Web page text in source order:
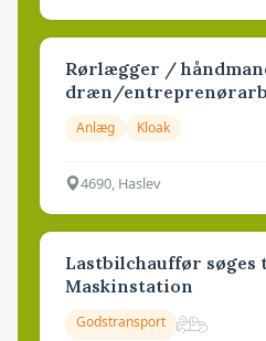
Rørlægger /
dræn/
Anlæg Kloak
4690, Haslev
Lastbilchauffør søges
Maskinstation
Godstransport